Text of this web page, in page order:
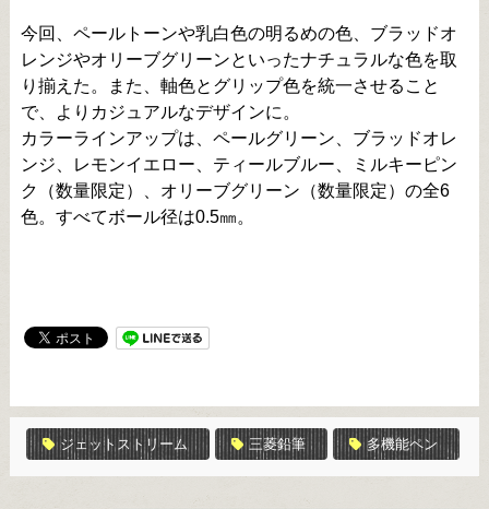
今回、ペールトーンや乳白色の明るめの色、ブラッドオ
レンジやオリーブグリーンといったナチュラルな色を取
り揃えた。また、軸色とグリップ色を統一させること
で、よりカジュアルなデザインに。
カラーラインアップは、ペールグリーン、ブラッドオレ
ンジ、レモンイエロー、ティールブルー、ミルキーピン
ク（数量限定）、オリーブグリーン（数量限定）の全6
色。すべてボール径は0.5㎜。
ジェットストリーム 三菱鉛筆 多機能ペン